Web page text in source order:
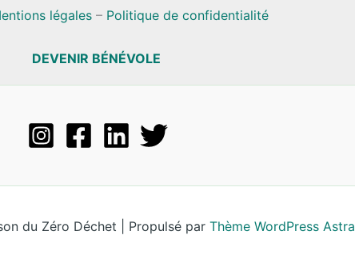
légales– Politique de confidentialité
DEVENIR BÉNÉVOLE
du Zéro Déchet | Propulsé par Thème WordPress Astra